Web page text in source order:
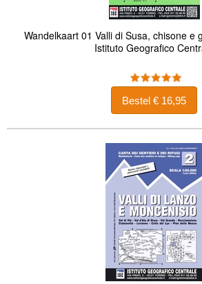
Wandelkaart 01 Valli di Susa, chisone e
Istituto Geografico
Bestel € 16,95